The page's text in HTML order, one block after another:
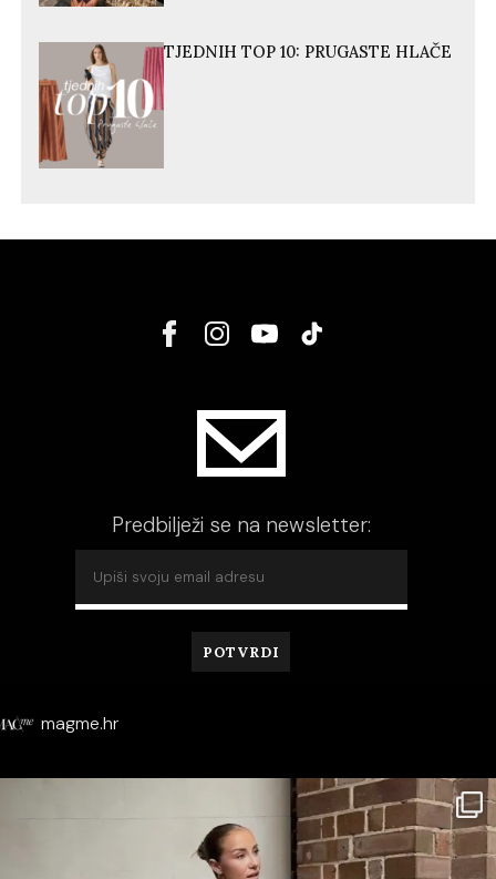
TJEDNIH TOP 10: PRUGASTE HLAČE
Predbilježi se na newsletter:
magme.hr